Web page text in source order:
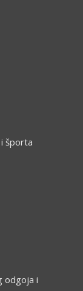
športa
odgoja i